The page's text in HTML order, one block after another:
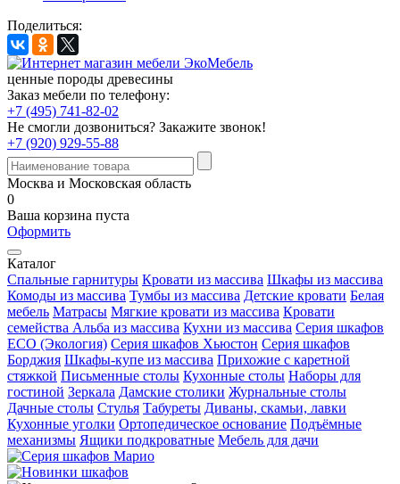
Поделиться:
ценные породы древесины
Заказ мебели по телефону:
+7 (495) 741-82-02
Не смогли дозвониться? Закажите звонок!
+7 (920) 929-55-88
Москва и Московская область
0
Ваша корзина пуста
Оформить
Каталог
Спальные гарнитуры Кровати из массива Шкафы из массива
Комоды из массива Тумбы из массива Детские кровати Белая
мебель Матрасы Мягкие кровати из массива Кровати
семейства Альба из массива Кухни из массива Серия шкафов
ECO (Экология) Серия шкафов Хьюстон Серия шкафов
Борджия Шкафы-купе из массива Прихожие с каретной
стяжкой Письменные столы Кухонные столы Наборы для
гостиной Зеркала Дамские столики Журнальные столы
Дачные столы Стулья Табуреты Диваны, скамьи, лавки
Кухонные уголки Ортопедическое основание Подъёмные
механизмы Ящики подкроватные Мебель для дачи